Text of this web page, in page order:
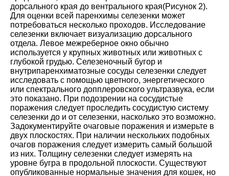
дорсального края до вентрального края(Рисунок 2).
Для оценки всей паренхимы селезенки может
потребоваться несколько проходов. Исследование
селезенки включает визуализацию дорсального
отдела. Левое межреберное окно обычно
используется у крупных животных или животных с
глубокой грудью. Селезеночный бугор и
внутрипаренхиматозные сосуды селезенки следует
исследовать с помощью цветного, энергетического
или спектрального допплеровского ультразвука, если
это показано. При подозрении на сосудистые
поражения следует проследить сосудистую систему
селезенки до и от селезенки, насколько это возможно.
Задокументируйте очаговые поражения и измерьте в
двух плоскостях. При наличии нескольких подобных
очагов поражения следует измерить самый большой
из них. Толщину селезенки следует измерять на
уровне бугра в продольной плоскости. Существуют
опубликованные нормальные значения для кошек, но